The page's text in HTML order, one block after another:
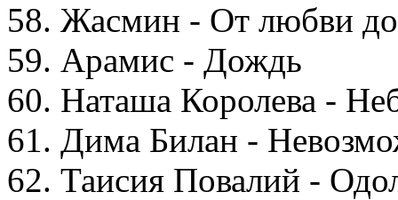
58. Жасмин - От любви
59. Арамис - Дождь
60. Наташа Королева -
61. Дима Билан -
62. Таисия Повалий -